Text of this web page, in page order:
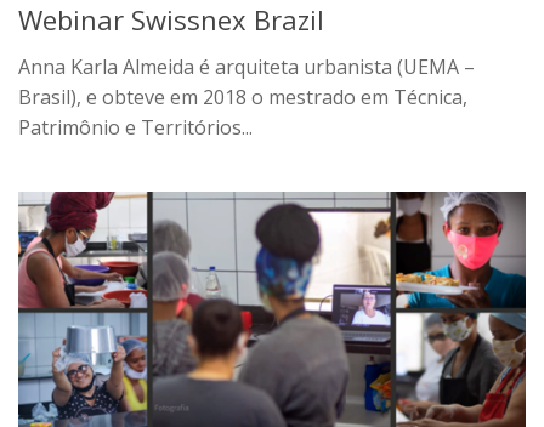
Webinar Swissnex Brazil
Anna Karla Almeida é arquiteta urbanista (UEMA –
Brasil), e obteve em 2018 o mestrado em Técnica,
Patrimônio e Territórios...